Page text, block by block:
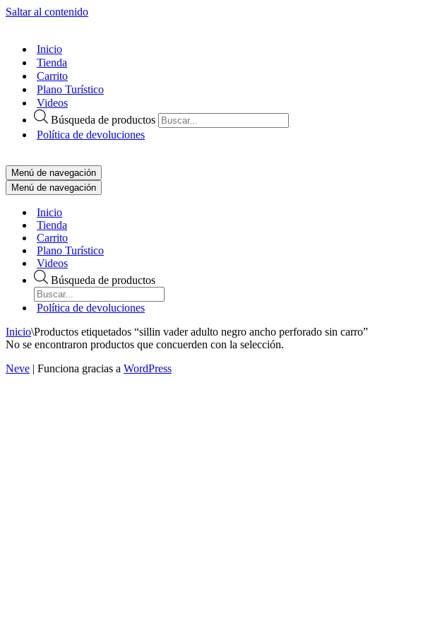
Saltar al contenido
Inicio
Tienda
Carrito
Plano Turístico
Videos
Búsqueda de productos
Política de devoluciones
Menú de navegación
Menú de navegación
Inicio
Tienda
Carrito
Plano Turístico
Videos
Búsqueda de productos
Política de devoluciones
Inicio\Productos etiquetados “sillin vader adulto negro ancho perforado sin carro”
No se encontraron productos que concuerden con la selección.
Neve | Funciona gracias a WordPress